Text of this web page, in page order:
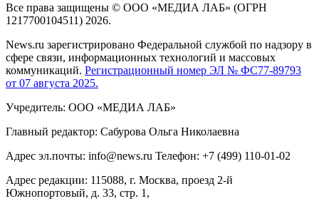
Все права защищены © ООО «МЕДИА ЛАБ» (ОГРН
1217700104511) 2026.
News.ru зарегистрировано Федеральной службой по надзору в
сфере связи, информационных технологий и массовых
коммуникаций. Регистрационный номер ЭЛ № ФС77-89793
от 07 августа 2025.
Учредитель: ООО «МЕДИА ЛАБ»
Главный редактор: Сабурова Ольга Николаевна
Адрес эл.почты: info@news.ru Телефон: +7 (499) 110-01-02
Адрес редакции: 115088, г. Москва, проезд 2-й
Южнопортовый, д. 33, стр. 1,